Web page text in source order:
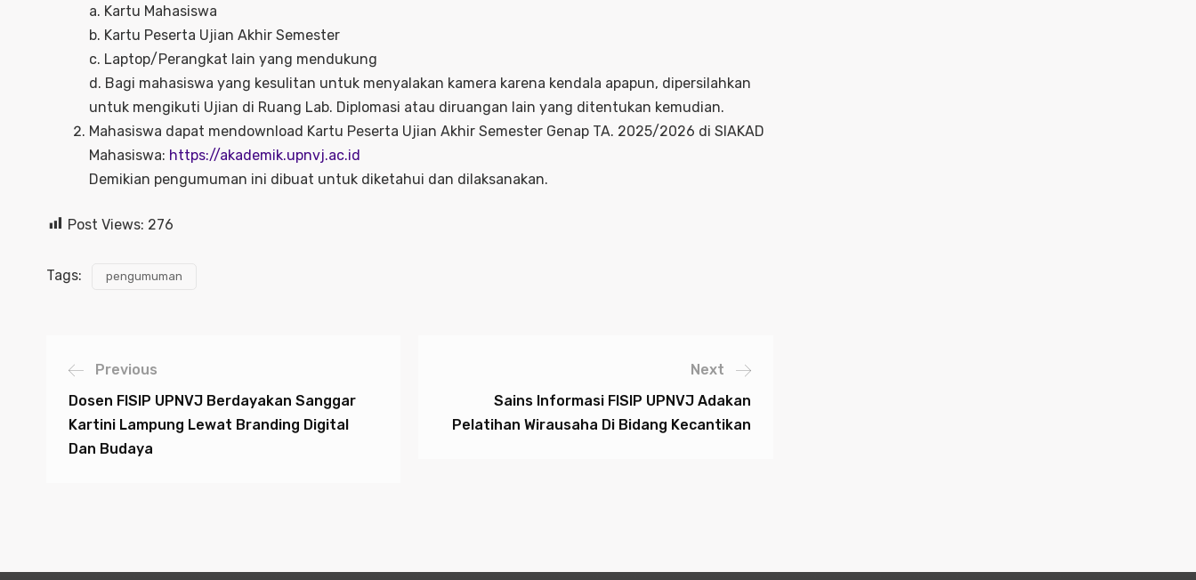
a. Kartu Mahasiswa
b. Kartu Peserta Ujian Akhir Semester
c. Laptop/Perangkat lain yang mendukung
d. Bagi mahasiswa yang kesulitan untuk menyalakan kamera karena kendala apapun, dipersilahkan
untuk mengikuti Ujian di Ruang Lab. Diplomasi atau diruangan lain yang ditentukan kemudian.
Mahasiswa dapat mendownload Kartu Peserta Ujian Akhir Semester Genap TA. 2025/2026 di SIAKAD
Mahasiswa: https://akademik.upnvj.ac.id
Demikian pengumuman ini dibuat untuk diketahui dan dilaksanakan.
Post Views: 276
Tags: pengumuman
Previous
Dosen FISIP UPNVJ Berdayakan Sanggar
Kartini Lampung Lewat Branding Digital
Dan Budaya
Next
Sains Informasi FISIP UPNVJ Adakan
Pelatihan Wirausaha Di Bidang Kecantikan